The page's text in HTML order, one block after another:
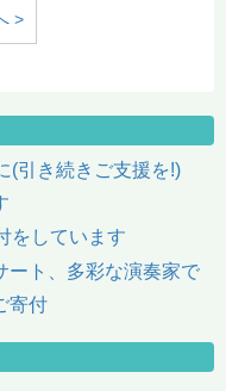
>
(引き続きご支援を!)
をしています
ート、多彩な演奏家で
寄付